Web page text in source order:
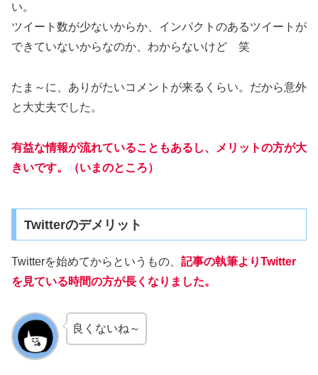
い。
ツイート数が少ないからか、インパクトのあるツイートが
できていないからなのか、わからないけど 笑
たま～に、ありがたいコメントが来るくらい。だから意外
と大丈夫でした。
有益な情報が流れていることもあるし、メリットの方が大
きいです。（いまのところ）
Twitterのデメリット
Twitterを始めてからというもの、 記事の執筆よりTwitter
を見ている時間の方が長くなりました。
良くないね～